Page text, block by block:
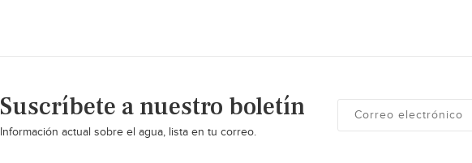
Suscríbete a nuestro boletín
Información actual sobre el agua, lista en tu correo.